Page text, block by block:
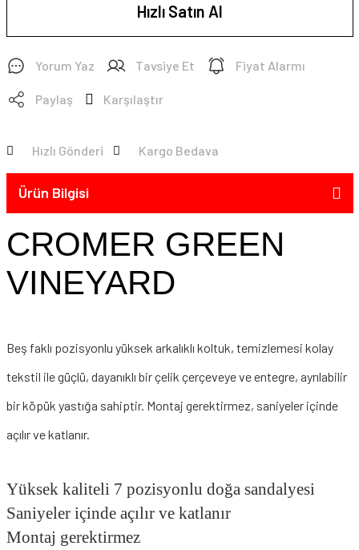
Hızlı Satın Al
Yorum Yaz Tavsiye Et Fiyat Alarmı
Paylaş Karşılaştır
Hızlı Gönderi Kargo Bedava
Ürün Bilgisi
CROMER GREEN
VINEYARD
Beş faklı pozisyonlu yüksek arkalıklı koltuk, temizlemesi kolay
tekstil ile güçlü, dayanıklı bir çelik çerçeveye ve entegre, ayrılabilir
bir köpük yastığa sahiptir. Montaj gerektirmez, saniyeler içinde
açılır ve katlanır.
Yüksek kaliteli 7 pozisyonlu doğa sandalyesi
Saniyeler içinde açılır ve katlanır
Montaj gerektirmez